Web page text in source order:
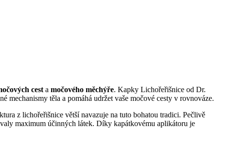
cest a močového měchýře. Kapky Lichořeřišnice od Dr.
mechanismy těla a pomáhá udržet vaše močové cesty v rovnováze.
z lichořeřišnice větší navazuje na tuto bohatou tradici. Pečlivě
maximum účinných látek. Díky kapátkovému aplikátoru je